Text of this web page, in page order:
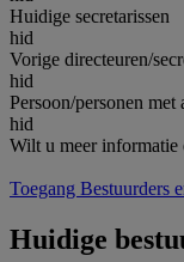
Huidige secretarissen
hid
Vorige directeuren/
hid
Persoon/personen
hid
Wilt u meer informatie
Toegang Bestuurders
Huidige